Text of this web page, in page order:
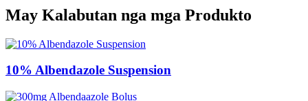
May Kalabutan nga mga Produkto
10% Albendazole Suspension